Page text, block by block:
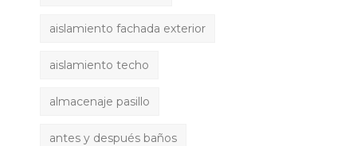
aislamiento fachada exterior
aislamiento techo
almacenaje pasillo
antes y después baños